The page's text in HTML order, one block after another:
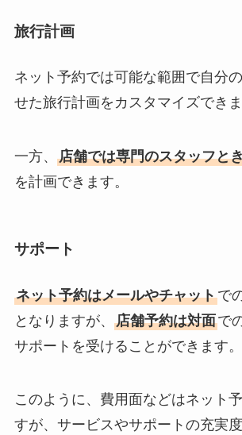
旅行計画
ネット予約では可能な範囲で自分
せた旅行計画をカスタマイズできま
一方、 店舗では専門のスタッフと
を計画できます。
サポート
ネット予約はメールやチャットで
となりますが、 店舗予約は対面で
サポートを受けることができます。
このように、費用面などはネット
すが、サービスやサポートの充実